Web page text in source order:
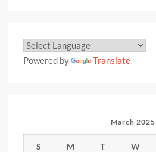
Powered by Translate
March 2025
S M T W